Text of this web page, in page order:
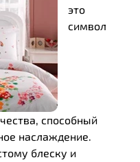
это
символ
способный
наслаждение.
блеску и